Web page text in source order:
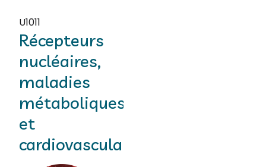
U1011
Récepteurs
nucléaires,
maladies
métaboliques
et
cardiovasculaires